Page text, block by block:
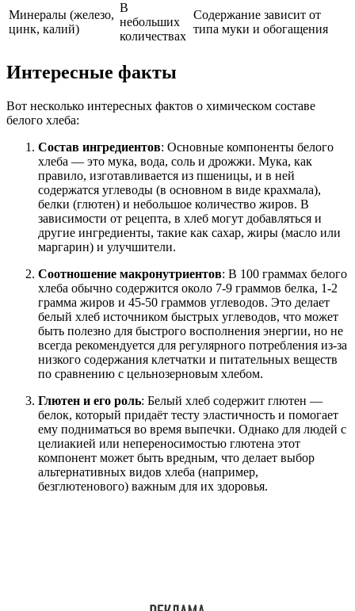
Минералы (железо,
цинк, калий)
В
небольших
количествах
Содержание зависит от
типа муки и обогащения
Интересные факты
Вот несколько интересных фактов о химическом составе
белого хлеба:
Состав ингредиентов: Основные компоненты белого
хлеба — это мука, вода, соль и дрожжи. Мука, как
правило, изготавливается из пшеницы, и в ней
содержатся углеводы (в основном в виде крахмала),
белки (глютен) и небольшое количество жиров. В
зависимости от рецепта, в хлеб могут добавляться и
другие ингредиенты, такие как сахар, жиры (масло или
маргарин) и улучшители.
Соотношение макронутриентов: В 100 граммах белого
хлеба обычно содержится около 7-9 граммов белка, 1-2
грамма жиров и 45-50 граммов углеводов. Это делает
белый хлеб источником быстрых углеводов, что может
быть полезно для быстрого восполнения энергии, но не
всегда рекомендуется для регулярного потребления из-за
низкого содержания клетчатки и питательных веществ
по сравнению с цельнозерновым хлебом.
Глютен и его роль: Белый хлеб содержит глютен —
белок, который придаёт тесту эластичность и помогает
ему подниматься во время выпечки. Однако для людей с
целиакией или непереносимостью глютена этот
компонент может быть вредным, что делает выбор
альтернативных видов хлеба (например,
безглютенового) важным для их здоровья.